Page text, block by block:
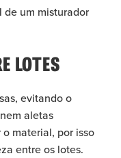
um misturador
LOTES
evitando o
aletas
material, por isso
entre os lotes.